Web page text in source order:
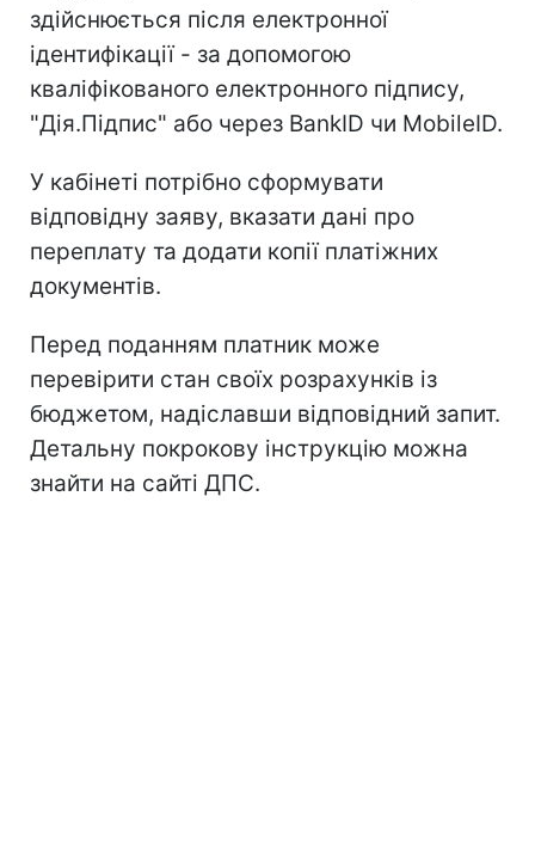
здійснюється після електронної
ідентифікації - за допомогою
кваліфікованого електронного підпису,
"Дія.Підпис" або через BankID чи MobileID.
У кабінеті потрібно сформувати
відповідну заяву, вказати дані про
переплату та додати копії платіжних
документів.
Перед поданням платник може
перевірити стан своїх розрахунків із
бюджетом, надіславши відповідний запит.
Детальну покрокову інструкцію можна
знайти на сайті ДПС.